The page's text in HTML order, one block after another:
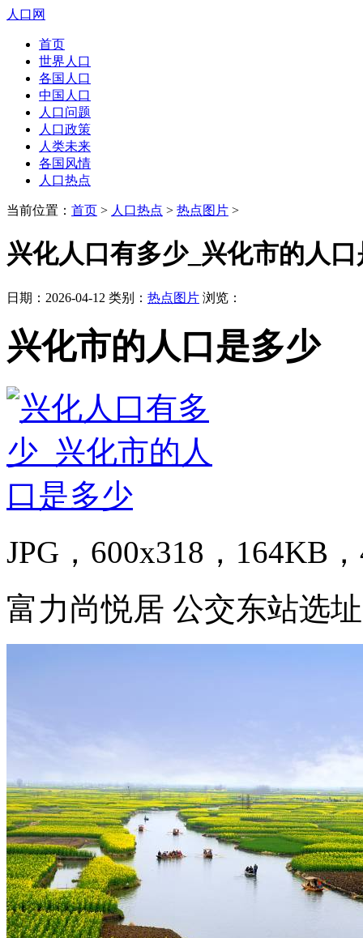
人口网
首页
世界人口
各国人口
中国人口
人口问题
人口政策
人类未来
各国风情
人口热点
当前位置： 首页 > 人口热点 > 热点图片 >
兴化人口有多少_兴化市的人
日期：2026-04-12 类别： 热点图片 浏览：
兴化市的人口是多少
JPG，600x318，164KB
富力尚悦居 公交东站选